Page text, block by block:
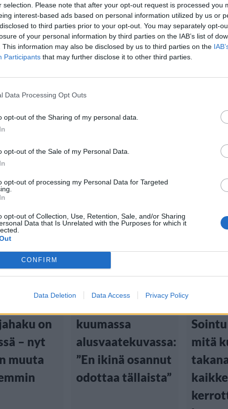
selection. Please note that after your opt-out request is processed you
interest-based ads based on personal information utilized by us or
to third parties prior to your opt-out. You may separately opt-
of your personal information by third parties on the IAB’s list of
This information may also be disclosed by us to third parties on the
Participants that may further disclose it to other third parties.
Data Processing Opt Outs
opt-out of the Sharing of my personal data.
opt-out of the Sale of my Personal Data.
opt-out of processing my Personal Data for Targeted
opt-out of Collection, Use, Retention, Sale, and/or Sharing
Data that Is Unrelated with the Purposes for which it
CONFIRM
Data Deletion Data Access Privacy Policy
Viihdeuutiset
6.12.2024, 20:30
Diilin uudet kilpailijat tässä
tuotantokausi alkaa
on
– nyt
muuta
Viihdeuutiset
2.6.2021, 18:00
kuumassa
alusvaatekuvassa:
”En ikinä osannut
odottaa tällaista”
28.4.2021,
mitä